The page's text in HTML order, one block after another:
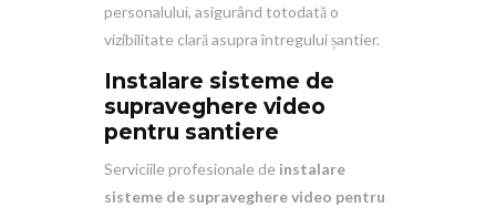
personalului, asigurând totodată o
vizibilitate clară asupra întregului șantier.
Instalare sisteme de
supraveghere video
pentru santiere
Serviciile profesionale de instalare
sisteme de supraveghere video pentru